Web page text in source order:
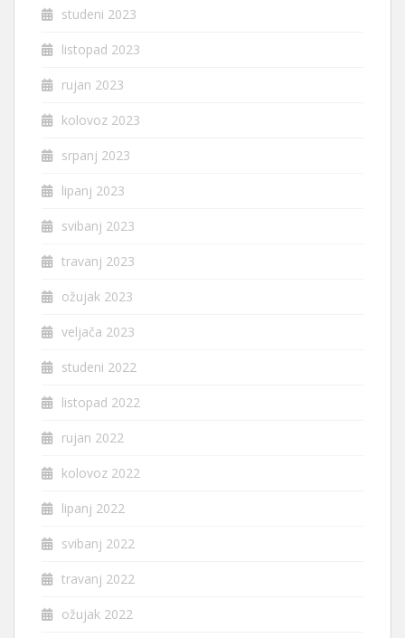
studeni 2023
listopad 2023
rujan 2023
kolovoz 2023
srpanj 2023
lipanj 2023
svibanj 2023
travanj 2023
ožujak 2023
veljača 2023
studeni 2022
listopad 2022
rujan 2022
kolovoz 2022
lipanj 2022
svibanj 2022
travanj 2022
ožujak 2022